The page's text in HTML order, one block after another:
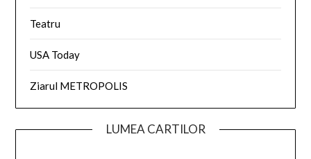
Teatru
USA Today
Ziarul METROPOLIS
LUMEA CARTILOR